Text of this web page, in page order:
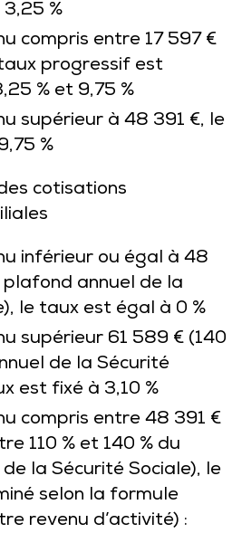
%
compris entre 17 597 €
progressif est
% et 9,75 %
supérieur à 48 391 €, le
%
cotisations
inférieur ou égal à 48
plafond annuel de la
le taux est égal à 0 %
supérieur 61 589 € (140
de la Sécurité
est fixé à 3,10 %
compris entre 48 391 €
110 % et 140 % du
la Sécurité Sociale), le
selon la formule
revenu d’activité) :